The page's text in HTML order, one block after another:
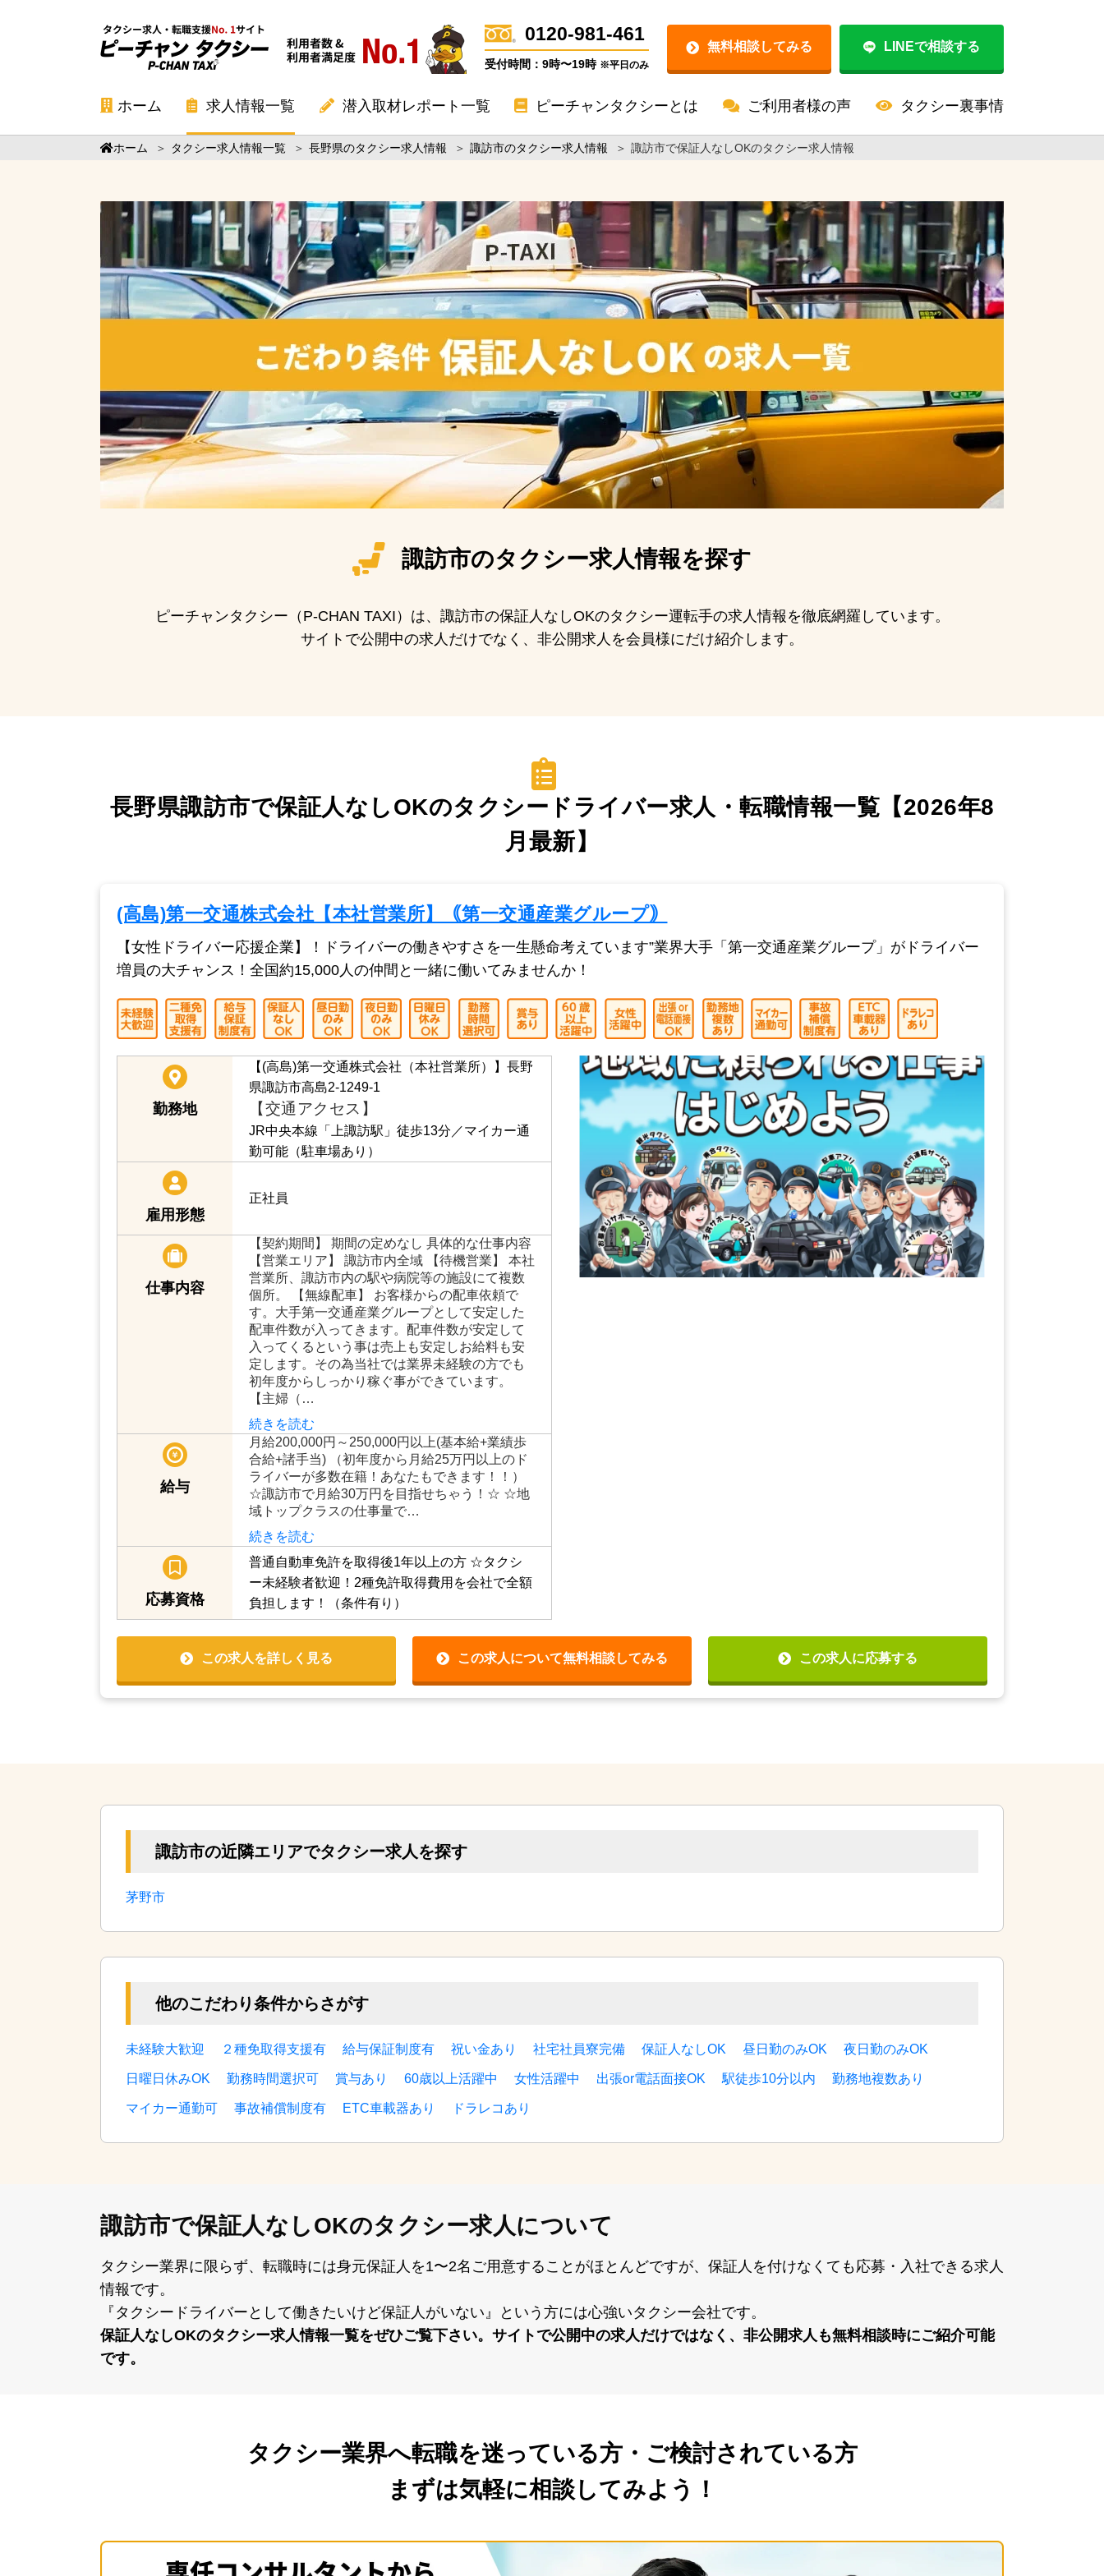
0120-981-461
受付時間：9時〜19時※平日のみ
無料相談してみる LINEで相談する
ホーム 求人情報一覧 潜入取材レポート一覧 ピーチャンタクシーとは ご利用者様の声 タクシー裏事情
ホーム ＞ タクシー求人情報一覧 ＞ 長野県のタクシー求人情報 ＞ 諏訪市のタクシー求人情報 ＞ 諏訪市で保証人なしOKのタクシー求人情報
諏訪市のタクシー求人情報を探す
ピーチャンタクシー（P-CHAN TAXI）は、諏訪市の保証人なしOKのタクシー運転手の求人情報を徹底網羅しています。
サイトで公開中の求人だけでなく、非公開求人を会員様にだけ紹介します。
長野県諏訪市で保証人なしOKのタクシードライバー求人・転職情報一覧【2026年8月
最新】
(高島)第一交通株式会社【本社営業所】｟第一交通産業グループ｠
【女性ドライバー応援企業】！ドライバーの働きやすさを一生懸命考えています”業界大手「第一交通産業グループ」がドライバー
増員の大チャンス！全国約15,000人の仲間と一緒に働いてみませんか！
勤務地
【(高島)第一交通株式会社（本社営業所）】長野
県諏訪市高島2-1249-1
【交通アクセス】
JR中央本線「上諏訪駅」徒歩13分／マイカー通
勤可能（駐車場あり）
雇用形態
正社員
仕事内容
【契約期間】 期間の定めなし 具体的な仕事内容
【営業エリア】 諏訪市内全域 【待機営業】 本社
営業所、諏訪市内の駅や病院等の施設にて複数
個所。 【無線配車】 お客様からの配車依頼で
す。大手第一交通産業グループとして安定した
配車件数が入ってきます。配車件数が安定して
入ってくるという事は売上も安定しお給料も安
定します。その為当社では業界未経験の方でも
初年度からしっかり稼ぐ事ができています。
【主婦（…
続きを読む
月給200,000円～250,000円以上(基本給+業績歩
合給+諸手当) （初年度から月給25万円以上のド
ライバーが多数在籍！あなたもできます！！）
☆諏訪市で月給30万円を目指せちゃう！☆ ☆地
域トップクラスの仕事量で…
続きを読む
応募資格
普通自動車免許を取得後1年以上の方☆タクシ
ー未経験者歓迎！2種免許取得費用を会社で全額
負担します！（条件有り）
諏訪市の近隣エリアでタクシー求人を探す
茅野市
他のこだわり条件からさがす
未経験大歓迎 ２種免取得支援有 給与保証制度有 祝い金あり
日曜日休みOK
勤務時間選択可 賞与あり 60歳以上活躍中 女性活躍中 出張or電話面接OK 駅徒歩10分以内
勤務地複数あり
諏訪市で保証人なしOKの タクシー求人について
タクシー業界に限らず、転職時には⾝元保証⼈を1〜2名ご⽤意することがほとんどですが、保証⼈を付けなくても応募・⼊社できる求⼈
情報です。
まずは気軽に相談してみよう！